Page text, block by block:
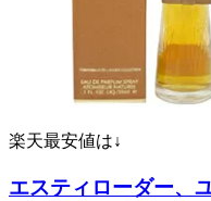
楽天最安値は↓
エスティローダー、